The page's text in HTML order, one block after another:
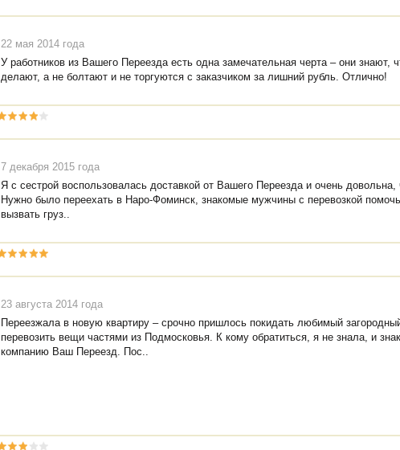
22 мая 2014 года
У работников из Вашего Переезда есть одна замечательная черта – они знают,
делают, а не болтают и не торгуются с заказчиком за лишний рубль. Отлично!
7 декабря 2015 года
Я с сестрой воспользовалась доставкой от Вашего Переезда и очень
Нужно было переехать в Наро-Фоминск, знакомые мужчины с перевозкой
вызвать груз..
23 августа 2014 года
Переезжала в новую квартиру – срочно пришлось покидать любимый
перевозить вещи частями из Подмосковья. К кому обратиться, я не знала, и
компанию Ваш Переезд. Пос..